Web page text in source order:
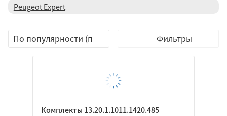
Peugeot Expert
Фильтры
Комплекты 13.20.1.1011.1420.485